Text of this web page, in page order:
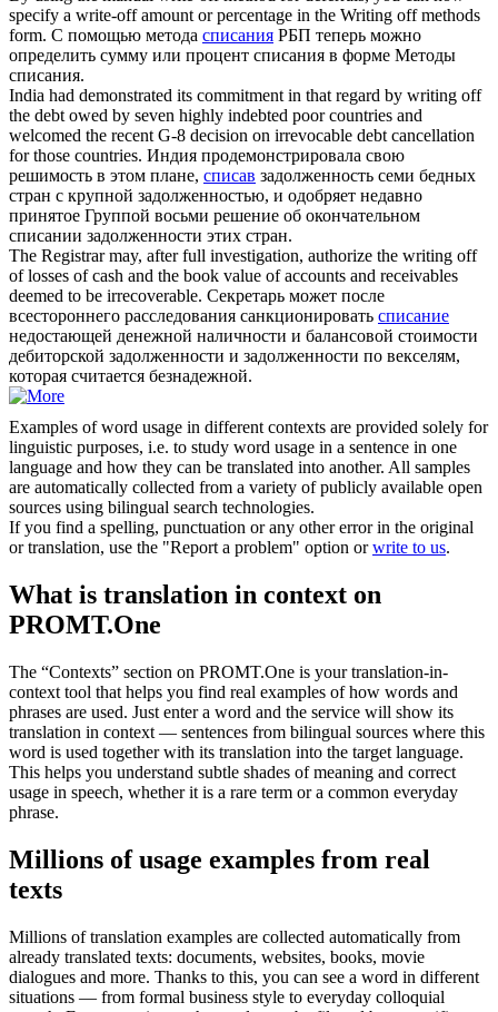
specify a write-off amount or percentage in the Writing offmethods
form. С помощью метода списания РБП теперь можно
определить сумму или процент списания в форме Методы
списания.
India had demonstrated its commitment in that regard by writing off
the debt owed by seven highly indebted poor countries and
welcomed the recent G-8 decision on irrevocable debt cancellation
for those countries. Индия продемонстрировала свою
решимость в этом плане, списав задолженность семи бедных
стран с крупной задолженностью, и одобряет недавно
принятое Группой восьми решение об окончательном
списании задолженности этих стран.
The Registrar may, after full investigation, authorize the writing off
of losses of cash and the book value of accounts and receivables
deemed to be irrecoverable. Секретарь может после
всестороннего расследования санкционировать списание
недостающей денежной наличности и балансовой стоимости
дебиторской задолженности и задолженности по векселям,
которая считается безнадежной.
Examples of word usage in different contexts are provided solely for
linguistic purposes, i.e. to study word usage in a sentence in one
language and how they can be translated into another. All samples
are automatically collected from a variety of publicly available open
sources using bilingual search technologies.
If you find a spelling, punctuation or any other error in the original
or translation, use the "Report a problem" option orwrite to us.
What is translation in context on
PROMT.One
The “Contexts” section on PROMT.One is your translation-in-
context tool that helps you find real examples of how words and
phrases are used. Just enter a word and the service will show its
translation in context — sentences from bilingual sources where this
word is used together with its translation into the target language.
This helps you understand subtle shades of meaning and correct
usage in speech, whether it is a rare term or a common everyday
phrase.
Millions of usage examples from real
texts
Millions of translation examples are collected automatically from
already translated texts: documents, websites, books, movie
dialogues and more. Thanks to this, you can see a word in different
situations — from formal business style to everyday colloquial